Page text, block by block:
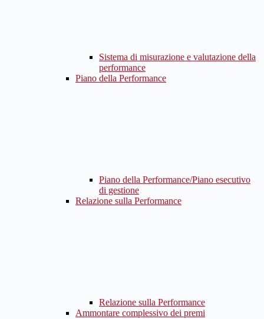
Sistema di misurazione e valutazione della
performance
Piano della Performance
Piano della Performance/Piano esecutivo
di gestione
Relazione sulla Performance
Relazione sulla Performance
Ammontare complessivo dei premi